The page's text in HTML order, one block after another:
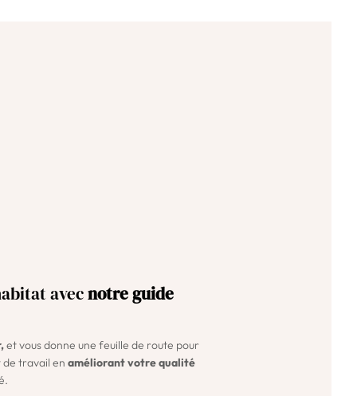
avecnotre guide
et vous donne une feuille de route pour
de travail enaméliorant votre qualité